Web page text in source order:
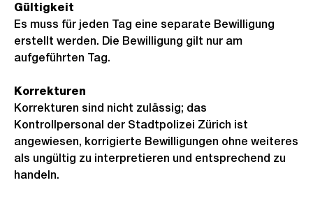
Gültigkeit
Es muss für jeden Tag eine separate Bewilligung
erstellt werden. Die Bewilligung gilt nur am
aufgeführten Tag.
Korrekturen
Korrekturen sind nicht zulässig; das
Kontrollpersonal der Stadtpolizei Zürich ist
angewiesen, korrigierte Bewilligungen ohne weiteres
als ungültig zu interpretieren und entsprechend zu
handeln.